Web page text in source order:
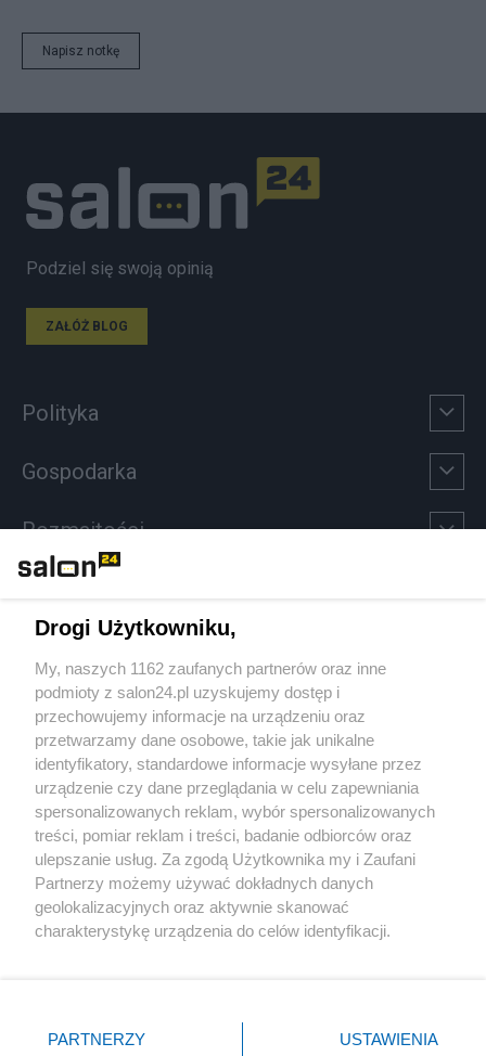
Napisz notkę
Podziel się swoją opinią
ZAŁÓŻ BLOG
Polityka
Gospodarka
Rozmaitości
Sport
Społeczeństwo
Kultura
X Facebook Instagram Youtube
Drogi Użytkowniku,
My, naszych 1162 zaufanych partnerów oraz inne
podmioty z salon24.pl uzyskujemy dostęp i
przechowujemy informacje na urządzeniu oraz
przetwarzamy dane osobowe, takie jak unikalne
identyfikatory, standardowe informacje wysyłane przez
urządzenie czy dane przeglądania w celu zapewniania
spersonalizowanych reklam, wybór spersonalizowanych
treści, pomiar reklam i treści, badanie odbiorców oraz
ulepszanie usług. Za zgodą Użytkownika my i Zaufani
Partnerzy możemy używać dokładnych danych
geolokalizacyjnych oraz aktywnie skanować
charakterystykę urządzenia do celów identyfikacji.
zmienić/wycofać klikając przycisk ustawień prywatności
PARTNERZY USTAWIENIA